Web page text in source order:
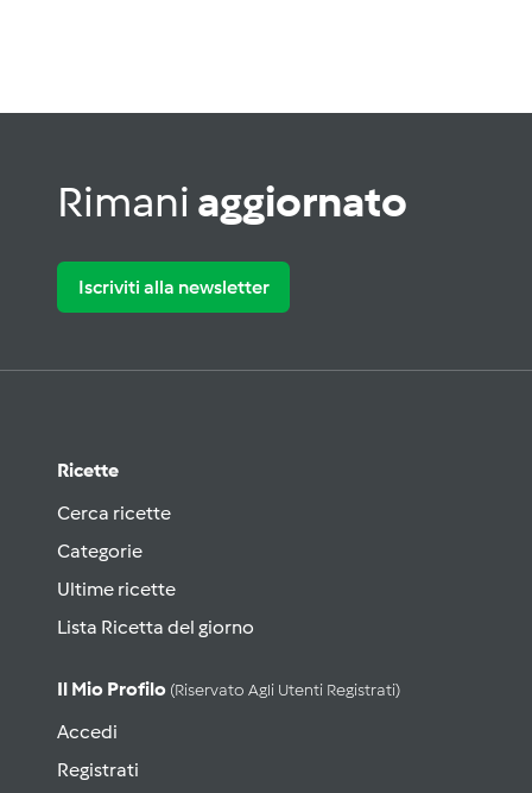
Rimani aggiornato
Iscriviti alla newsletter
Ricette
Cerca ricette
Categorie
Ultime ricette
Lista Ricetta del giorno
Il Mio Profilo (riservato Agli Utenti Registrati)
Accedi
Registrati